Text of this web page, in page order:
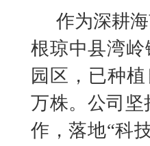
作为深耕
根琼中县湾
园区，已种
万株。公司
作，落地“科